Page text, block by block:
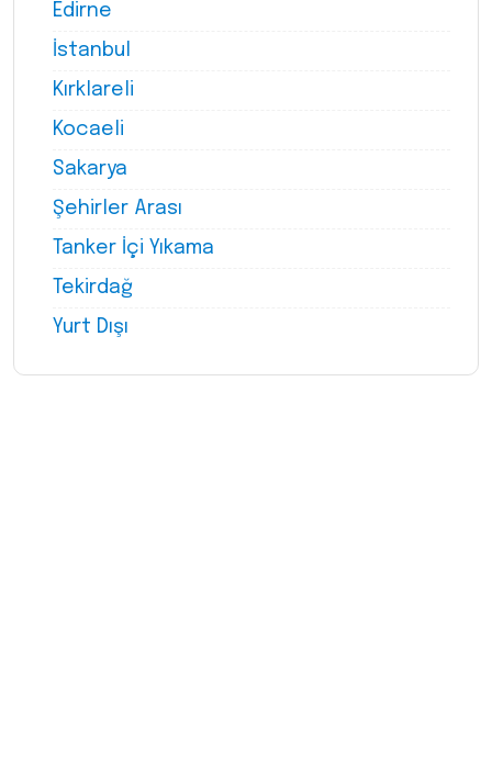
Edirne
İstanbul
Kırklareli
Kocaeli
Sakarya
Şehirler Arası
Tanker İçi Yıkama
Tekirdağ
Yurt Dışı